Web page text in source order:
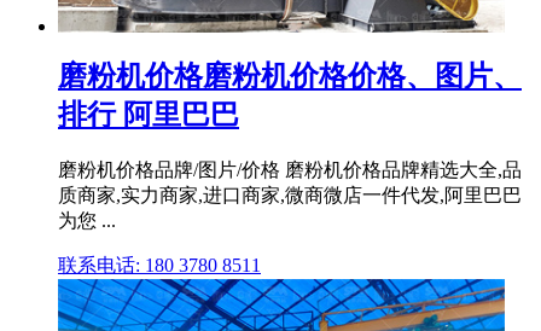
磨粉机价格磨粉机价格价格、图片、
排行 阿里巴巴
磨粉机价格品牌/图片/价格 磨粉机价格品牌精选大全,品
质商家,实力商家,进口商家,微商微店一件代发,阿里巴巴
为您 ...
联系电话: 180 3780 8511